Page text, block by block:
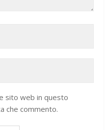
sito web in questo
che commento.